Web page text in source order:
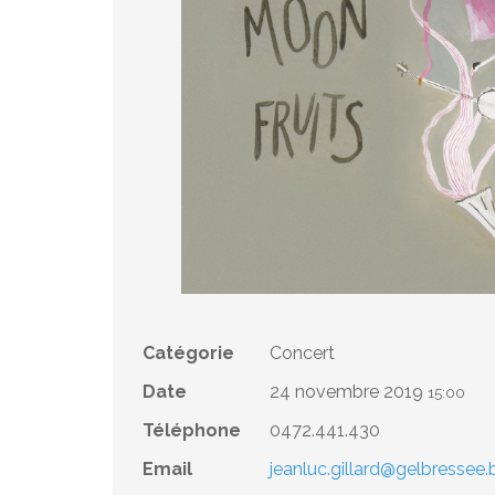
Catégorie
Concert
Date
24 novembre 2019 15:00
Téléphone
0472.441.430
Email